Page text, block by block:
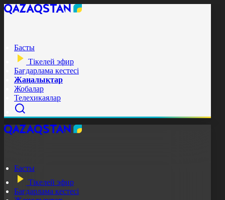
Басты
Тікелей эфир
Бағдарлама кестесі
Жаңалықтар
Жобалар
Телехикаялар
Басты
Тікелей эфир
Бағдарлама кестесі